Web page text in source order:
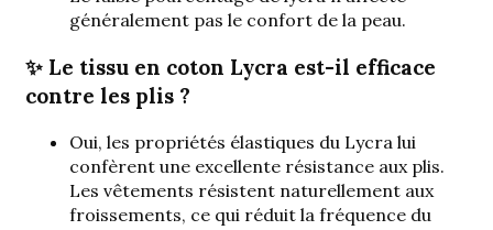
généralement pas le confort de la peau.
✨ Le tissu en coton Lycra est-il efficace
contre les plis ?
Oui, les propriétés élastiques du Lycra lui
confèrent une excellente résistance aux plis.
Les vêtements résistent naturellement aux
froissements, ce qui réduit la fréquence du